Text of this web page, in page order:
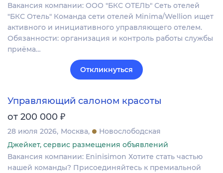
Вакансия компании: ООО "БКС ОТЕЛЬ" Сеть отелей
"БКС Отель" Команда сети отелей Minima/Wellion ищет
активного и инициативного управляющего отелем.
Обязанности: организация и контроль работы службы
приёма…
Откликнуться
Управляющий салоном красоты
от 200 000 ₽
28 июля 2026 Москва
Новослободская
Джейкет, сервис размещения объявлений
Вакансия компании: Eninisimon Хотите стать частью
нашей команды? Присоединяйтесь к премиальной